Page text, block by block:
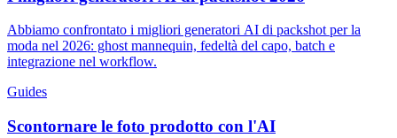
Abbiamo confrontato i migliori generatori AI di packshot per la
moda nel 2026: ghost mannequin, fedeltà del capo, batch e
integrazione nel workflow.
Guides
Scontornare le foto prodotto con l'AI